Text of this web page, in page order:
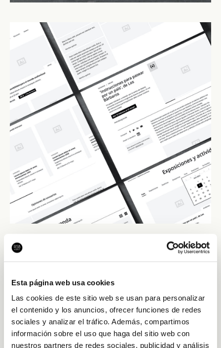
Esta página web usa cookies
Las cookies de este sitio web se usan para personalizar
el contenido y los anuncios, ofrecer funciones de redes
sociales y analizar el tráfico. Además, compartimos
información sobre el uso que haga del sitio web con
nuestros partners de redes sociales, publicidad y análisis
Planteamiento estratégico
una primera fase imprescindible, una fase previa en la que
realizar un análisis detallado del proyecto y una definición
funcional completa. En esta fase RSB ha definido objetivos
concretos y toda la estrategia digital a seguir.
Esta consultoría estratégica previa tiene por objetivo